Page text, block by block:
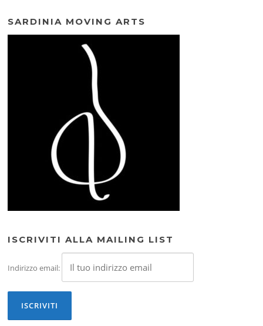
SARDINIA MOVING ARTS
ISCRIVITI ALLA MAILING LIST
Indirizzo email: